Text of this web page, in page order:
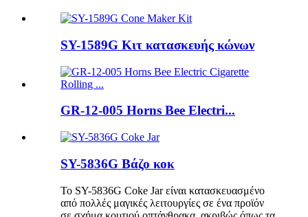
SY-1589G Κιτ κατασκευής κώνων
GR-12-005 Horns Bee Electri...
SY-5836G Βάζο κοκ
Το SY-5836G Coke Jar είναι κατασκευασμένο
από πολλές μαγικές λειτουργίες σε ένα προϊόν